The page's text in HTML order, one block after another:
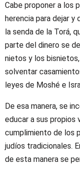
Cabe proponer a los
herencia para dejar y
la senda de la Torá,
parte del dinero se
nietos y los
solventar
leyes de Moshé e
De esa manera, se
educar a sus propios
cumplimiento de los
judíos tradicionales.
de esta manera se